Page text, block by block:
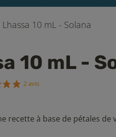
10 mL - Solana
10 mL -
2 avis
recette à base de pétales de